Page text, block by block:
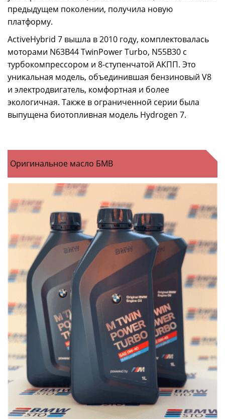
предыдущем поколении, получила новую
платформу.
ActiveHybrid 7 вышла в 2010 году, комплектовалась
моторами N63B44 TwinPower Turbo, N55B30 с
турбокомпрессором и 8-ступенчатой АКПП. Это
уникальная модель, объединившая бензиновый V8
и электродвигатель, комфортная и более
экологичная. Также в ограниченной серии была
выпущена биотопливная модель Hydrogen 7.
Оригинальное масло БМВ